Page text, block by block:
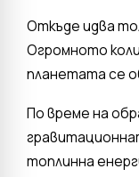
Откъде идва
Огромното
планетата се
По време на
топлинна